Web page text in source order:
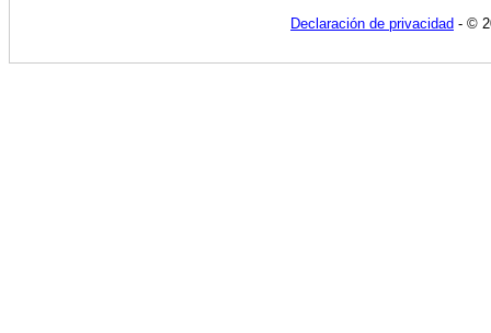
Declaración de privacidad - ©